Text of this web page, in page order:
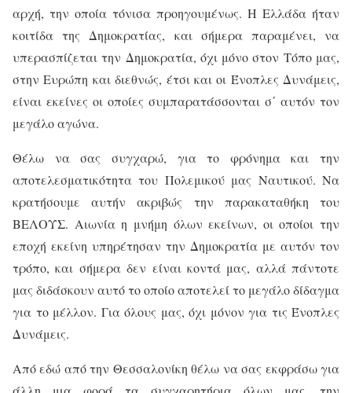
αρχή, την οποία τόνισα προηγουμένως. Η Ελλάδα ήταν
κοιτίδα της Δημοκρατίας, και σήμερα παραμένει, να
υπερασπίζεται την Δημοκρατία, όχι μόνο στον Τόπο μας,
στην Ευρώπη και διεθνώς, έτσι και οι Ένοπλες Δυνάμεις,
είναι εκείνες οι οποίες συμπαρατάσσονται σ΄ αυτόν τον
μεγάλο αγώνα.
Θέλω να σας συγχαρώ, για το φρόνημα και την
αποτελεσματικότητα του Πολεμικού μας Ναυτικού. Να
κρατήσουμε αυτήν ακριβώς την παρακαταθήκη του
ΒΕΛΟΥΣ. Αιωνία η μνήμη όλων εκείνων, οι οποίοι την
εποχή εκείνη υπηρέτησαν την Δημοκρατία με αυτόν τον
τρόπο, και σήμερα δεν είναι κοντά μας, αλλά πάντοτε
μας διδάσκουν αυτό το οποίο αποτελεί το μεγάλο δίδαγμα
για το μέλλον. Για όλους μας, όχι μόνον για τις Ένοπλες
Δυνάμεις.
Από εδώ από την Θεσσαλονίκη θέλω να σας εκφράσω για